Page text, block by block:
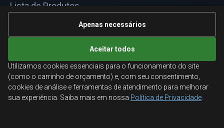
Lista de Produtos
Informações Técnicas
ATENDIMENTO
Orçamentos corporativos, condições para empresas
e suporte especializado.
Apenas necessários
Aceitar todos
Utilizamos cookies essenciais para o funcionamento do site
(como o carrinho de orçamento) e, com seu consentimento,
cookies de análise e ferramentas de atendimento para melhorar
sua experiência. Saiba mais em nossa Política de Privacidade